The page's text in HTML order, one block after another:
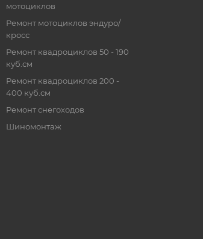
мотоциклов
Ремонт мотоциклов эндуро/
кросс
Ремонт квадроциклов 50 - 190
куб.см
Ремонт квадроциклов 200 -
400 куб.см
Ремонт снегоходов
Шиномонтаж